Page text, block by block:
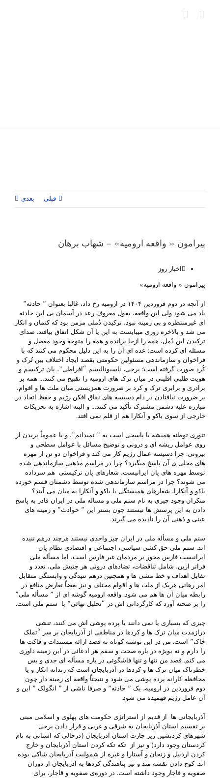
قبلی بعدی
پیرامون « واقعه ارومیه» – شهاب برهان
اخبار روز
پیرامون « واقعه ارومیه»
از آنچه در دوم فروردین ۱۴۰۴ در ارومیه رخ داد، غالبا بعنوان ” حادثه”
یاد می شود ولی این واقعه، بقول معروف رعد در آسمان بی ابر، حادثه
ای غیرمنتظره و بی زمینه نبود، ترکیدن دُملی مزمن بود که کتمان و انکار
می شد و بالاخره روزی میبایست به این یا آن شکل اتفاق بیافتد. صدای
ترکیدن این دُمل، همه را ازجا پرانده و همه را متوجه وجود معضل و
مسئله ای کرده است: عده ای آن را به این دلیل محکوم می کنند که با
فراخوان و سازماندهی مسئولین حکومتی بقصد ایجاد اختلاف بین تُرک و
کُرد صورت گرفته است؛ برخی، ناسیونالیسم “افراطی”، پان ترکیسم و
هویت طلبی اقلیتی در میان ترک های ارومیه را تقبیح می کنند… همه بر
برادری و برابری ترک و کرد بر ضرورت همزیستی میان ملت ها و اقوام،
بر ضرورت نیافتادن در دام دسیسه های نفاق افکن رژیم و حفظ اتحاد در
مبارزه علیه دشمن مشترک تأکید می کنند… و البته اشاره به تحریکات
خارجی از سوی باکو و آنکارا هم از قلم نمی افتد.
تئوری توطئه همیشه یا پاسخی است به ” نمیدانم”، و یا عموماً پریدن از
روی عوامل ریشه ای و درونی و توضیح مسائل با عوامل سطحی و
بیرونی. چرا دسیسه عمال رژیم کار می کند و فراخوان دو تن از مهره
های محلی ی آن پاسخ میگیرد؟ چرا در مراسم مذهبی سازماندهی شده
توسط مهره های پان ایرانیست، شعارهای پان ترکیستی هم سرداده
می شوند؟ چرا در مراسم سازماندهی شده توسط دشمنان قسم خورده
باکو و آنکارا، شعارهای همبستگی با باکو و آنکارا به میان می آیند؟
منکران وجود چیزی به نام ستم ملی و مساله ملی در ایران قادر به پاسخ
دادن به این پرسش ها نیستند چون بستر این ” حوادث” و زمینه های
عینی و ذهنی آن را نادیده می گیرند.
ستم ملی و مسأله ملی در ایران چیز واحدی نیستند هرچند درهم تنیده
اند. ستم ملی حق کشی سیاسی، اجتماعی و اقتصادی نظام پان
ایرانیست فارس محور بر مردمان غیر فارس است، اما مسأله ملی
فراتر ازین، شامل تناقضات، تضادهای درونی هر جنبش ملی، تعدد و
تقابل اهداف و خط مشی ها و همچنین درهم تنیدگی و وابستگی متقابل
امر رهائی هریک از ملت ها و اقوام مختلف و نیز بعضاً تعارض منافع در
رابطه میان آن ها هم می شود. واقعه ارومیه گوشه ای از ” مسأله ملی”
را بر صحنه آورد که کارگردانی اش در “تحلیل نهائی” با ستم ملی است.
چیزی که بسیاری یا نمی دانند یا پرده پوشی اش می کنند، تنشی
درازمدت میان ترک ها و کردها در مناطقی از آذربایجان بر سر “تملک
خاک” است. من در این نوشته کوتاه نه قصد ارائه مستندات و فاکت ها
را دارم و نه بویژه در باره صحت و سقم هر ادعائی در این زمینه داوری
می کنم. قصد من تنها و تنها فاشگوئی در باره مسأله ای جدی و بس
خطرناک میان ترک ها و کردها در آذربایجان است که رندانه انکار و یا
محافظه کارانه پرده پوشی می شود و نتیجتاً واقعه ای زمینه دار چون
دوم فروردین در ارومیه، یک ” حادثه” و صرفا ناشی از ” انگولک ” این و
آن عامل رژیم فهمیده می شود.
آذربایجانی ها از قدیم از استراتژی حکومت های پهلوی و اسلامی مبنی
بر تقسیم استان آذربایجان به شرقی و غربی و قرار دادن برخی
شهرهای کردنشین زیر چارت استان آذربایجان (درحالی که استانی به نام
کردستان وجود دارد) و نیز از تکه تکه کردن استان آذربایجان و خارج
کردن اردبیل و زنجان و آستارا و غیره از شمولیت آذربایجان شاکی بوده
اند. کوچ دادن نقشه مند و نیز پناهندگی کردها به آذربایجان از دوران
صفویه و قاجار وجود داشته است. در دوره‌ی صفویه و قاجار، برای